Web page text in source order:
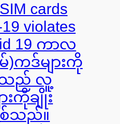
cards
violates
19 ကာလ
ကဒ်များကို
သည် လူ့
းကိုချိုး
စ်သည်။